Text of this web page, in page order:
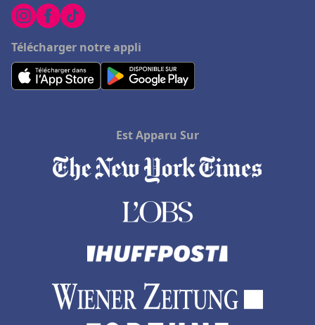
Télécharger notre appli
Est Apparu Sur